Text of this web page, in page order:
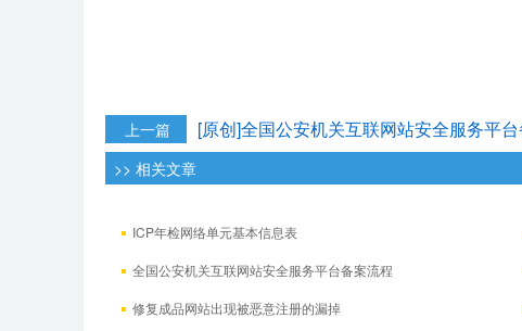
上一篇 [原创]全国公安机关互联网站安全服务平
>> 相关文章
ICP年检网络单元基本信息表
全国公安机关互联网站安全服务平台备案流程
修复成品网站出现被恶意注册的漏掉